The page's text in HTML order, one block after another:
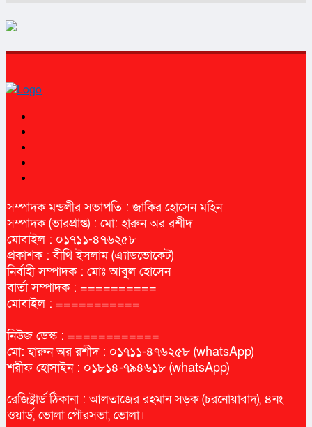
সম্পাদক মন্ডলীর সভাপতি : জাকির হোসেন মহিন
সম্পাদক (ভারপ্রাপ্ত) : মো: হারুন অর রশীদ
মোবাইল : ০১৭১১-৪৭৬২৫৮
প্রকাশক : বীথি ইসলাম (এ্যাডভোকেট)
নির্বাহী সম্পাদক : মোঃ আবুল হোসেন
বার্তা সম্পাদক : ==========
মোবাইল : ===========
নিউজ ডেস্ক : ============
মো: হারুন অর রশীদ : ০১৭১১-৪৭৬২৫৮ (whatsApp)
শরীফ হোসাইন : ০১৮১৪-৭৯৪৬১৮ (whatsApp)
রেজিষ্ট্রার্ড ঠিকানা : আলতাজের রহমান সড়ক (চরনোয়াবাদ), ৪নং
ওয়ার্ড, ভোলা পৌরসভা, ভোলা।